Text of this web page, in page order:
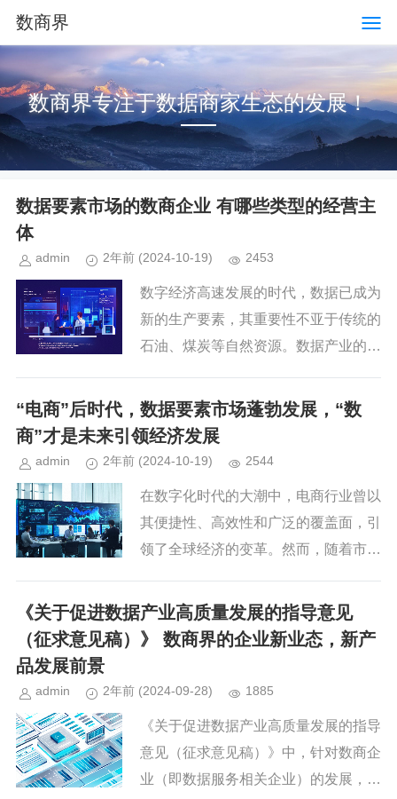
数商界
数商界专注于数据商家生态的发展！
数据要素市场的数商企业 有哪些类型的经营主
体
admin 2年前 (2024-10-19) 2453
数字经济高速发展的时代，数据已成为
新的生产要素，其重要性不亚于传统的
石油、煤炭等自然资源。数据产业的崛
现代信息技术对数据资源进行深度挖
掘、高效利用，并推动其流通与应用...
“电商”后时代，数据要素市场蓬勃发展，“数
商”才是未来引领经济发展
admin 2年前 (2024-10-19) 2544
在数字化时代的大潮中，电商行业曾以
其便捷性、高效性和广泛的覆盖面，引
领了全球经济的变革。然而，随着市场
商行业逐渐步入了内卷化的困境。面对
这一挑战，一个全新的产业正在悄...
《关于促进数据产业高质量发展的指导意见
（征求意见稿）》 数商界的企业新业态，新产
品发展前景
admin 2年前 (2024-09-28) 1885
《关于促进数据产业高质量发展的指导
意见（征求意见稿）》中，针对数商企
业（即数据服务相关企业）的发展，提